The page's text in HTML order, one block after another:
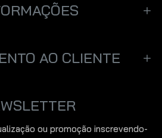
AO CLIENTE
ou promoção inscrevendo-